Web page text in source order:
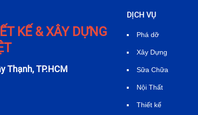
KẾ & XÂY DỰNG
Thạnh, TP.HCM
DỊCH VỤ
Phá dỡ
Xây Dựng
Sữa Chữa
Nội Thất
Thiết kế